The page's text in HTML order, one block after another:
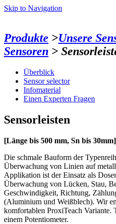
Skip to Navigation
Produkte >Unsere
Sensoren >
Überblick
Sensor selector
Infomaterial
Einen Experten Fragen
Sensorleisten
[Länge bis 500 mm, Sn bis 30mm]
Die schmale Bauform der
Überwachung von Linien auf
Applikation ist der Einsatz als
Überwachung von Lücken, Stau,
Geschwindigkeit, Richtung,
(Aluminium und Weißblech). Wir
komfortablen ProxiTeach Variante.
einem Potentiometer.